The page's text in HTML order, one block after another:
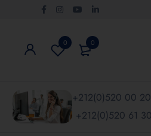
0
0
+212(0)520 00
+212(0)520 61